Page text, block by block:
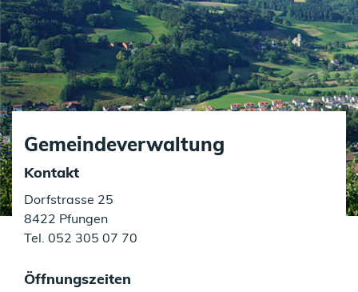
Gemeindeverwaltung
Kontakt
Dorfstrasse 25
8422 Pfungen
Tel. 052 305 07 70
Öffnungszeiten